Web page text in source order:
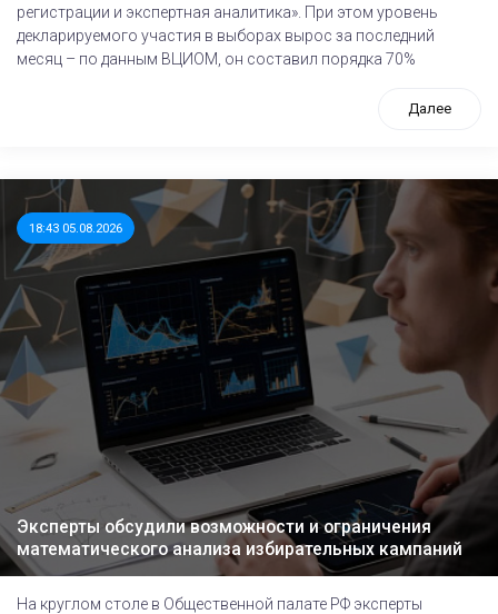
регистрации и экспертная аналитика». При этом уровень
декларируемого участия в выборах вырос за последний
месяц – по данным ВЦИОМ, он составил порядка 70%
Далее
18:43 05.08.2026
Эксперты обсудили возможности и ограничения
математического анализа избирательных кампаний
На круглом столе в Общественной палате РФ эксперты